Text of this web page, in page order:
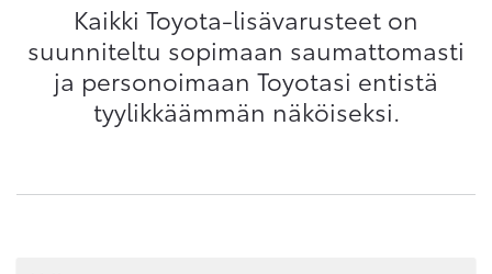
Kaikki Toyota-lisävarusteet on
suunniteltu sopimaan saumattomasti
ja personoimaan Toyotasi entistä
tyylikkäämmän näköiseksi.